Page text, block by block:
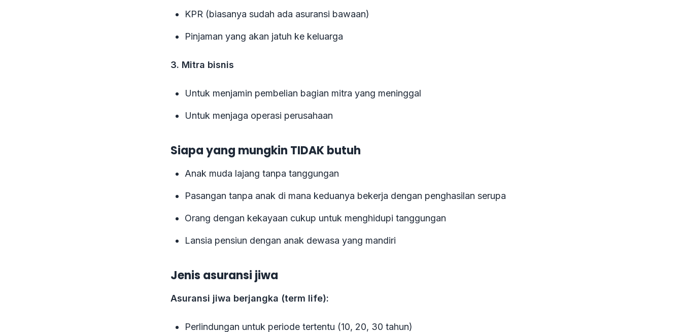
KPR (biasanya sudah ada asuransi bawaan)
Pinjaman yang akan jatuh ke keluarga
3. Mitra bisnis
Untuk menjamin pembelian bagian mitra yang meninggal
Untuk menjaga operasi perusahaan
Siapa yang mungkin TIDAK butuh
Anak muda lajang tanpa tanggungan
Pasangan tanpa anak di mana keduanya bekerja dengan penghasilan serupa
Orang dengan kekayaan cukup untuk menghidupi tanggungan
Lansia pensiun dengan anak dewasa yang mandiri
Jenis asuransi jiwa
Asuransi jiwa berjangka (term life):
Perlindungan untuk periode tertentu (10, 20, 30 tahun)